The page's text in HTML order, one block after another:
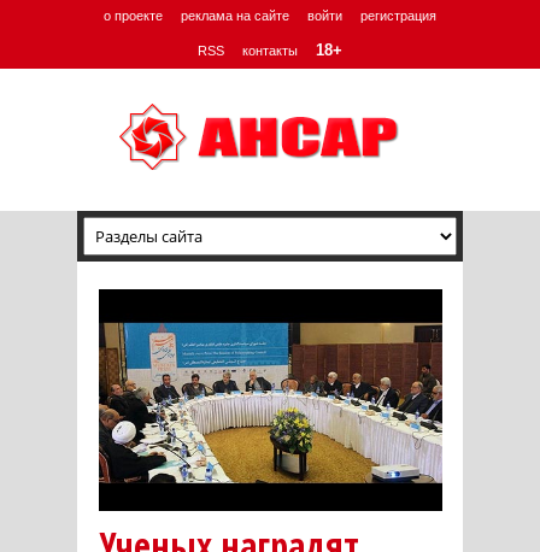
о проекте реклама на сайте войти регистрация
RSS контакты 18+